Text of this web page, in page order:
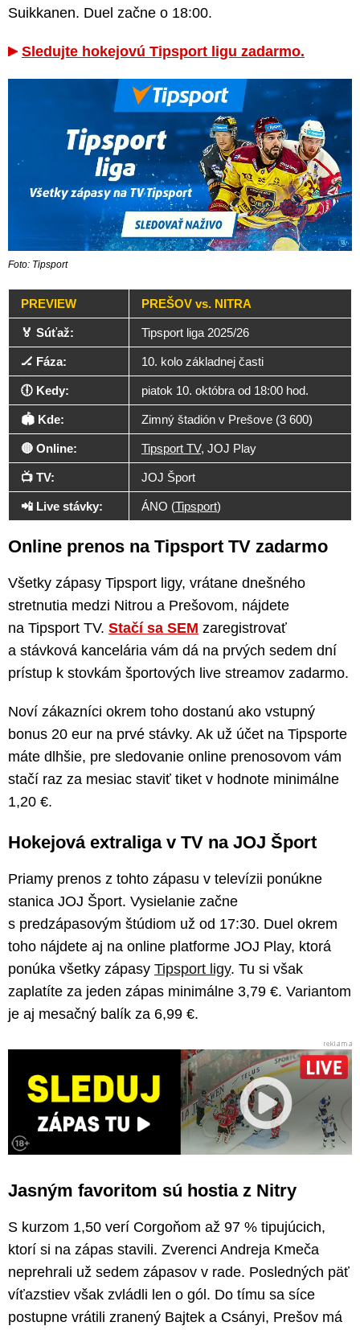
Suikkanen. Duel začne o 18:00.
Sledujte hokejovú Tipsport ligu zadarmo.
Foto: Tipsport
PREVIEW PREŠOV vs. NITRA
🏅 Súťaž: Tipsport liga 2025/26
🏒 Fáza: 10. kolo základnej časti
🕕 Kedy: piatok 10. októbra od 18:00 hod.
🏟 Kde: Zimný štadión v Prešove (3 600)
🔴 Online: Tipsport TV, JOJ Play
📺 TV: JOJ Šport
📲 Live stávky: ÁNO (Tipsport)
Online prenos na Tipsport TV zadarmo
Všetky zápasy Tipsport ligy, vrátane dnešného
stretnutia medzi Nitrou a Prešovom, nájdete
na Tipsport TV. Stačí sa SEM zaregistrovať
a stávková kancelária vám dá na prvých sedem dní
prístup k stovkám športových live streamov zadarmo.
Noví zákazníci okrem toho dostanú ako vstupný
bonus 20 eur na prvé stávky. Ak už účet na Tipsporte
máte dlhšie, pre sledovanie online prenosovom vám
stačí raz za mesiac staviť tiket v hodnote minimálne
1,20 €.
Hokejová extraliga v TV na JOJ Šport
Priamy prenos z tohto zápasu v televízii ponúkne
stanica JOJ Šport. Vysielanie začne
s predzápasovým štúdiom už od 17:30. Duel okrem
toho nájdete aj na online platforme JOJ Play, ktorá
ponúka všetky zápasy Tipsport ligy. Tu si však
zaplatíte za jeden zápas minimálne 3,79 €. Variantom
je aj mesačný balík za 6,99 €.
Jasným favoritom sú hostia z Nitry
S kurzom 1,50 verí Corgoňom až 97 % tipujúcich,
ktorí si na zápas stavili. Zverenci Andreja Kmeča
neprehrali už sedem zápasov v rade. Posledných päť
víťazstiev však zvládli len o gól. Do tímu sa síce
postupne vrátili zranený Bajtek a Csányi, Prešov má